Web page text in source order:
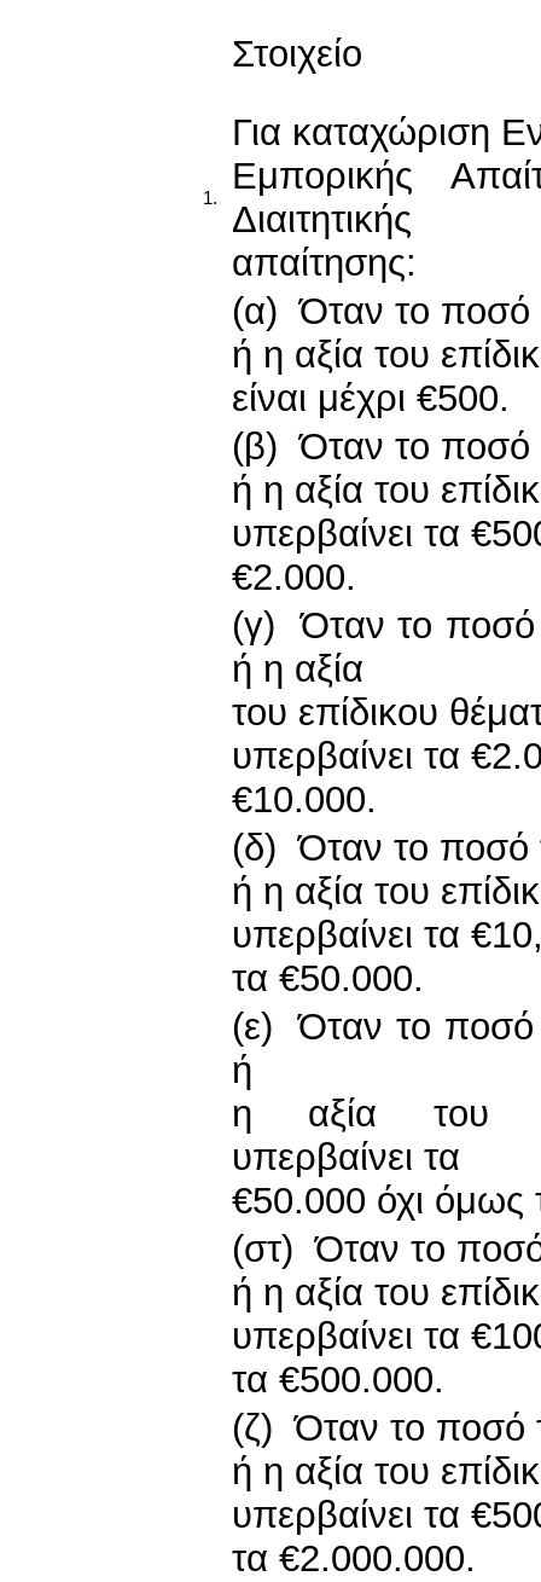
Στοιχείο
1.
Για καταχώριση
Εμπορικής
Διαιτητικής
απαίτησης:
(α) Όταν το ποσό
ή η αξία του
είναι μέχρι €500.
(β) Όταν το ποσό
ή η αξία του
υπερβαίνει τα
€2.000.
(γ) Όταν το ποσό
ή η αξία
του επίδικου
υπερβαίνει τα
€10.000.
(δ) Όταν το ποσό
ή η αξία του
υπερβαίνει τα
τα €50.000.
(ε) Όταν το ποσό
ή
η αξία του
υπερβαίνει τα
€50.000 όχι όμως
(στ) Όταν το ποσό
ή η αξία του
υπερβαίνει τα
τα €500.000.
(ζ) Όταν το ποσό
ή η αξία του
υπερβαίνει τα
τα €2.000.000.